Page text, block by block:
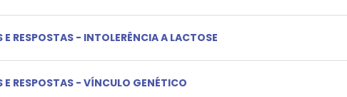
E RESPOSTAS - INTOLERÊNCIA A LACTOSE
E RESPOSTAS - VÍNCULO GENÉTICO